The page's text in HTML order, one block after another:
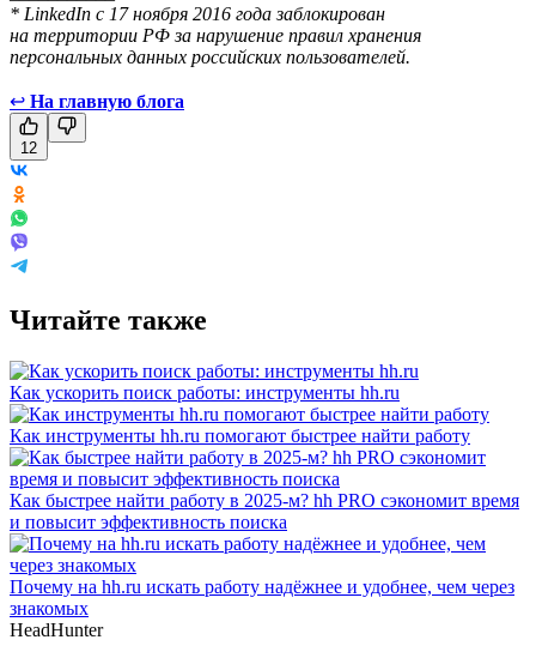
* LinkedIn с 17 ноября 2016 года заблокирован
на территории РФ за нарушение правил хранения
персональных данных российских пользователей.
↩ На главную блога
12
Читайте также
Как ускорить поиск работы: инструменты hh.ru
Как инструменты hh.ru помогают быстрее найти работу
Как быстрее найти работу в 2025-м? hh PRO сэкономит время
и повысит эффективность поиска
Почему на hh.ru искать работу надёжнее и удобнее, чем через
знакомых
HeadHunter